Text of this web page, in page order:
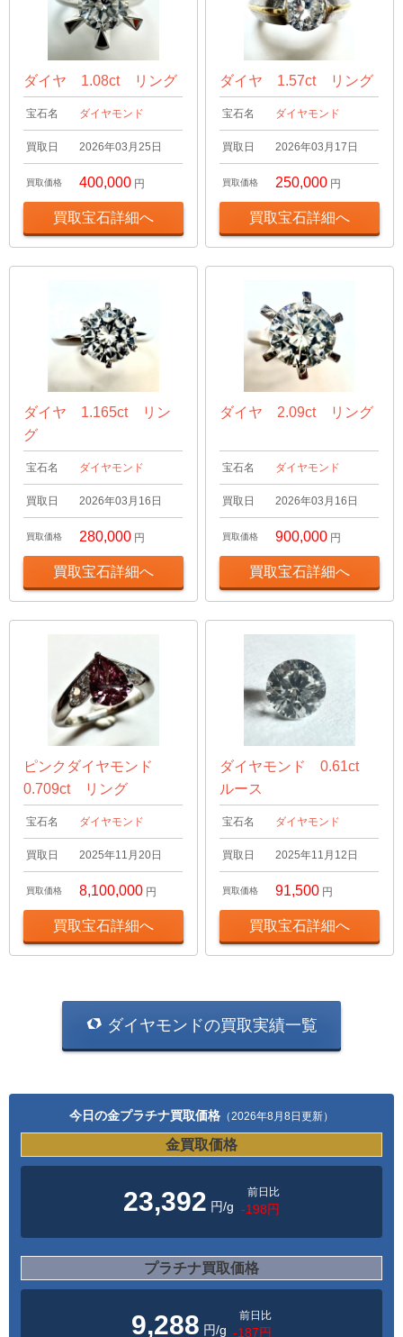
ダイヤ 1.08ct リング
宝石名 ダイヤモンド
買取日 2026年03月25日
買取価格 400,000 円
買取宝石詳細へ
ダイヤ 1.57ct リング
宝石名 ダイヤモンド
買取日 2026年03月17日
買取価格 250,000 円
買取宝石詳細へ
ダイヤ 1.165ct リン
グ
宝石名 ダイヤモンド
買取日 2026年03月16日
買取価格 280,000 円
買取宝石詳細へ
ダイヤ 2.09ct リング
宝石名 ダイヤモンド
買取日 2026年03月16日
買取価格 900,000 円
買取宝石詳細へ
ピンクダイヤモンド
0.709ct リング
宝石名 ダイヤモンド
買取日 2025年11月20日
買取価格 8,100,000 円
買取宝石詳細へ
ダイヤモンド 0.61ct
ルース
宝石名 ダイヤモンド
買取日 2025年11月12日
買取価格 91,500 円
買取宝石詳細へ
ダイヤモンドの買取実績一覧
今日の金プラチナ買取価格 （2026年8月8日更新）
金買取価格
23,392 円/g
前日比
-198円
プラチナ買取価格
9,288 円/g
前日比
-187円